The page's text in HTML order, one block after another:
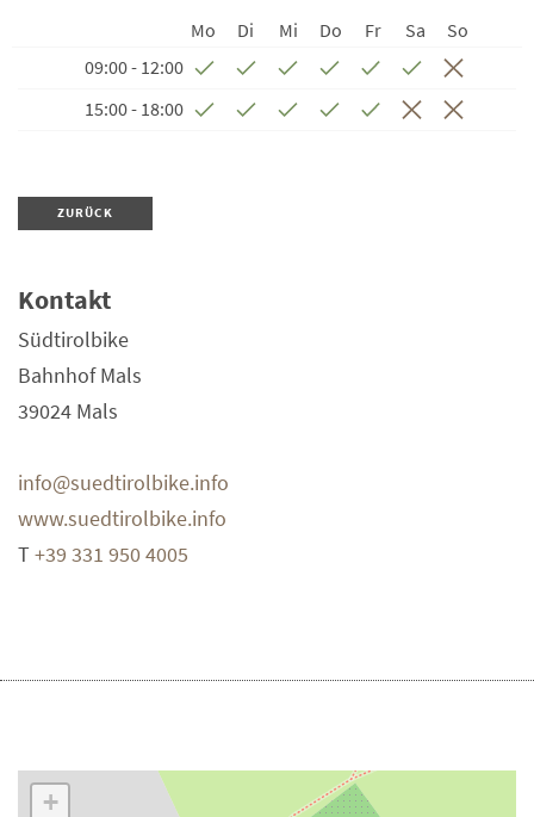
Mo Di Mi Do Fr Sa
So
09:00 - 12:00
15:00 - 18:00
ZURÜCK
Kontakt
Südtirolbike
Bahnhof Mals
39024 Mals
info@suedtirolbike.info
www.suedtirolbike.info
T+39 331 950 4005
+